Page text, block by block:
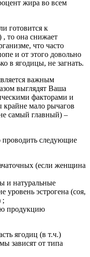
жира во всем
готовится к
, то она снижает
что часто
и от этого довольно
в ягодицы, не загнать.
важным
выглядят Ваша
факторами и
мало рычагов
самый главный) –
следующие
(если женщина
и натуральные
эстрогена (соя,
;
продукцию
ягодиц (в т.ч.)
зависят от типа